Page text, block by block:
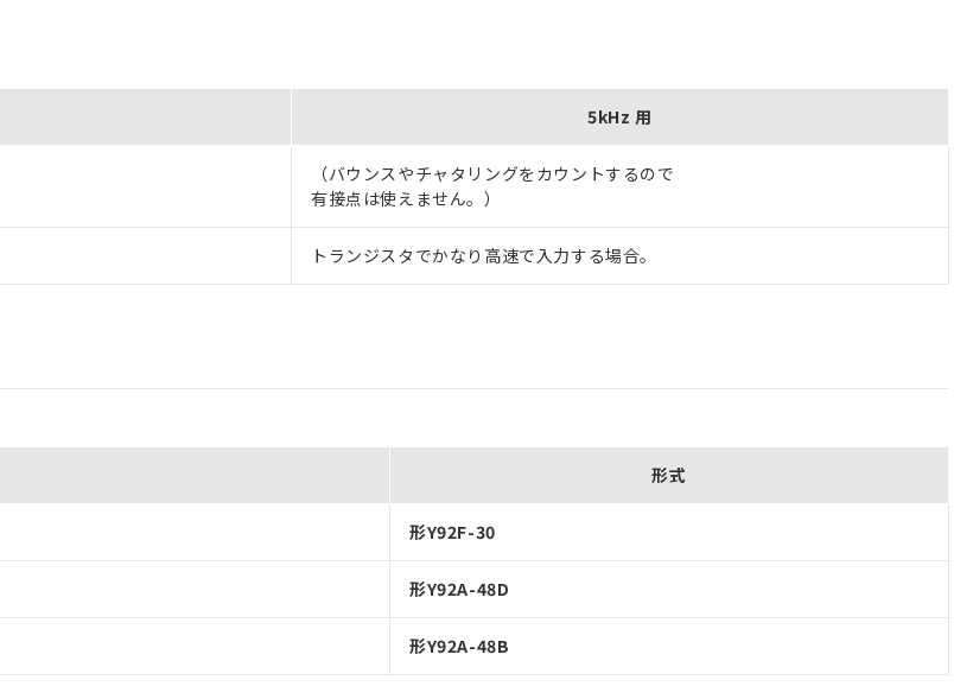
5kHz 用
（バウンスやチャタリングをカウントするので
有接点は使えません。）
トランジスタでかなり高速で入力する場合。
形式
形Y92F-30
形Y92A-48D
形Y92A-48B